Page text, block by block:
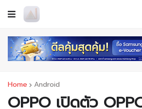
Home Android
OPPO เปิดตัว